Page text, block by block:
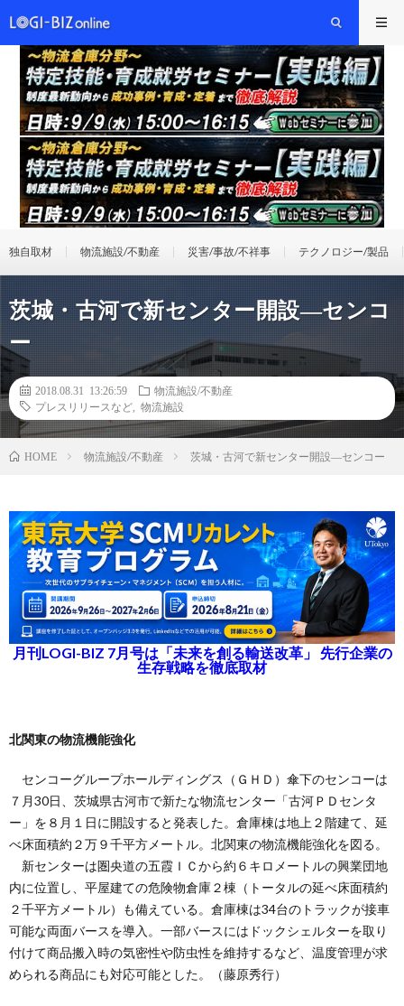
独自取材 物流施設/不動産 災害/事故/不祥事 テクノロジー/製品
茨城・古河で新センター開設―センコ
ー
2018.08.31 13:26:59
物流施設/不動産
プレスリリースなど
物流施設
HOME 物流施設/不動産 茨城・古河で新センター開設―センコー
月刊LOGI-BIZ 7月号は「未来を創る輸送改革」 先行企業の
生存戦略を徹底取材
北関東の物流機能強化
センコーグループホールディングス（ＧＨＤ）傘下のセンコーは
７月30日、茨城県古河市で新たな物流センター「古河ＰＤセンタ
ー」を８月１日に開設すると発表した。倉庫棟は地上２階建て、延
べ床面積約２万９千平方メートル。北関東の物流機能強化を図る。
新センターは圏央道の五霞ＩＣから約６キロメートルの興業団地
内に位置し、平屋建ての危険物倉庫２棟（トータルの延べ床面積約
２千平方メートル）も備えている。倉庫棟は34台のトラックが接車
可能な両面バースを導入。一部バースにはドックシェルターを取り
付けて商品搬入時の気密性や防虫性を維持するなど、温度管理が求
められる商品にも対応可能とした。（藤原秀行）